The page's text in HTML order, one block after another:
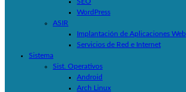
WordPress
ASIR
Implantación de Aplicaciones Web
Servicios de Red e Internet
Sistema
Sist. Operativos
Android
Arch Linux